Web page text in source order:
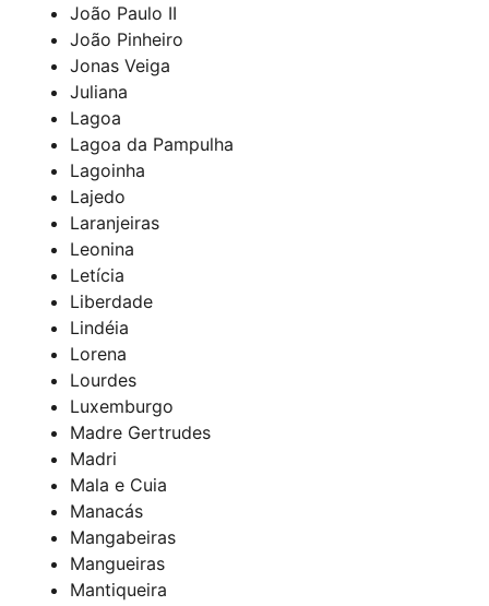
João Paulo II
João Pinheiro
Jonas Veiga
Juliana
Lagoa
Lagoa da Pampulha
Lagoinha
Lajedo
Laranjeiras
Leonina
Letícia
Liberdade
Lindéia
Lorena
Lourdes
Luxemburgo
Madre Gertrudes
Madri
Mala e Cuia
Manacás
Mangabeiras
Mangueiras
Mantiqueira